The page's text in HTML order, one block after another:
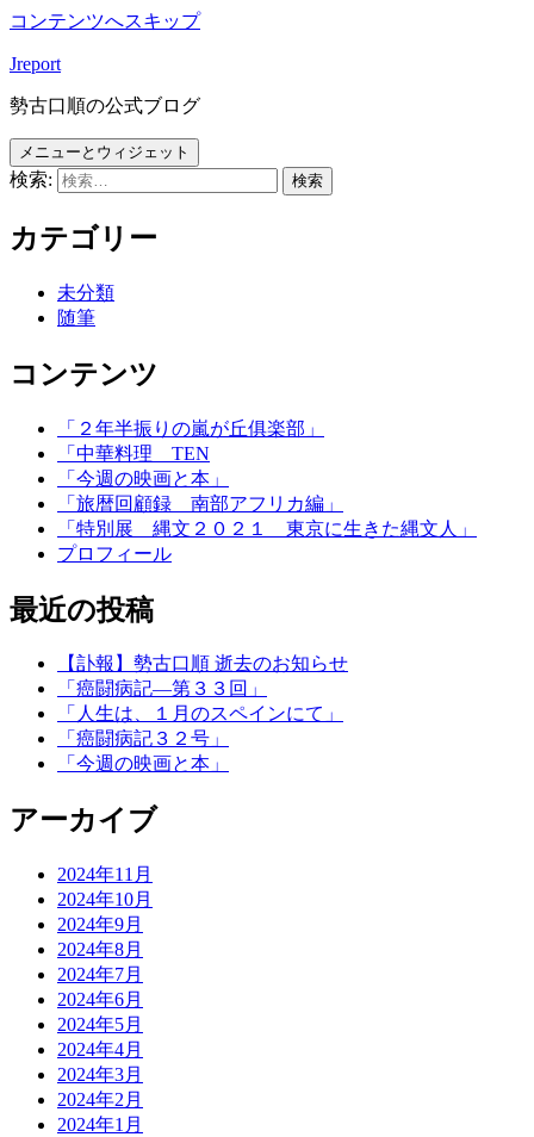
コンテンツへスキップ
Jreport
勢古口順の公式ブログ
メニューとウィジェット
検索:
カテゴリー
未分類
随筆
コンテンツ
「２年半振りの嵐が丘俱楽部」
「中華料理 TEN
「今週の映画と本」
「旅暦回顧録 南部アフリカ編」
「特別展 縄文２０２１ 東京に生きた縄文人」
プロフィール
最近の投稿
【訃報】勢古口順 逝去のお知らせ
「癌闘病記―第３３回」
「人生は、１月のスペインにて」
「癌闘病記３２号」
「今週の映画と本」
アーカイブ
2024年11月
2024年10月
2024年9月
2024年8月
2024年7月
2024年6月
2024年5月
2024年4月
2024年3月
2024年2月
2024年1月